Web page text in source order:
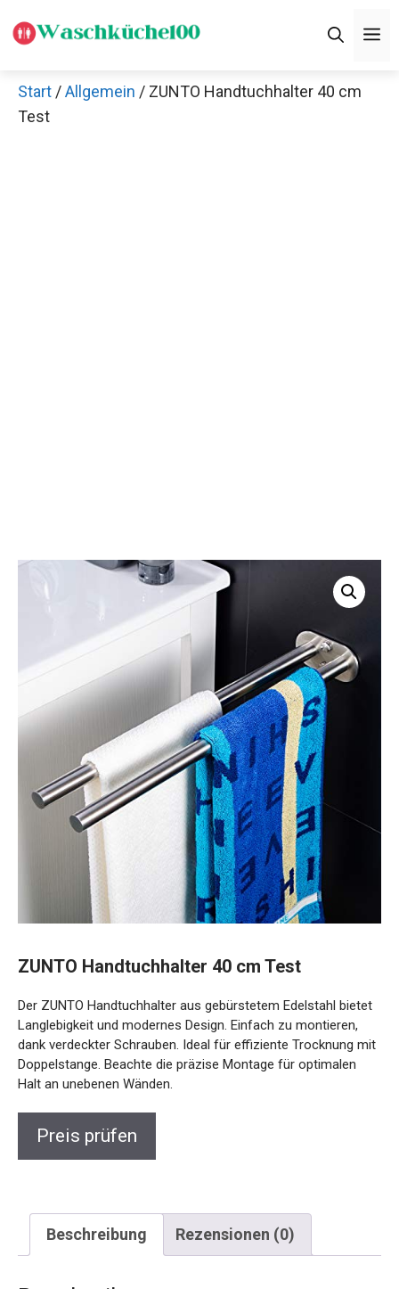
Inhalt
Start /Allgemein / ZUNTO Handtuchhalter 40 cm
Test
ZUNTO Handtuchhalter 40 cm Test
Der ZUNTO Handtuchhalter aus gebürstetem Edelstahl bietet
Langlebigkeit und modernes Design. Einfach zu montieren,
dank verdeckter Schrauben. Ideal für effiziente Trocknung mit
Doppelstange. Beachte die präzise Montage für optimalen
Halt an unebenen Wänden.
Preis prüfen
Beschreibung Rezensionen (0)